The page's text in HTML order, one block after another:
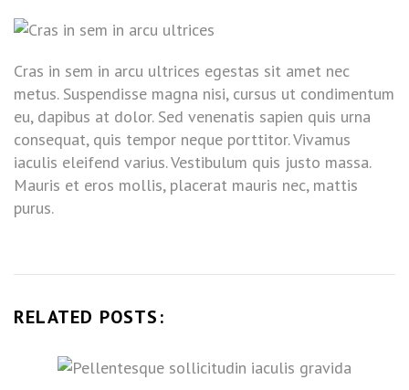
Cras in sem in arcu ultrices egestas sit amet nec
metus. Suspendisse magna nisi, cursus ut condimentum
eu, dapibus at dolor. Sed venenatis sapien quis urna
consequat, quis tempor neque porttitor. Vivamus
iaculis eleifend varius. Vestibulum quis justo massa.
Mauris et eros mollis, placerat mauris nec, mattis
purus.
RELATED POSTS: